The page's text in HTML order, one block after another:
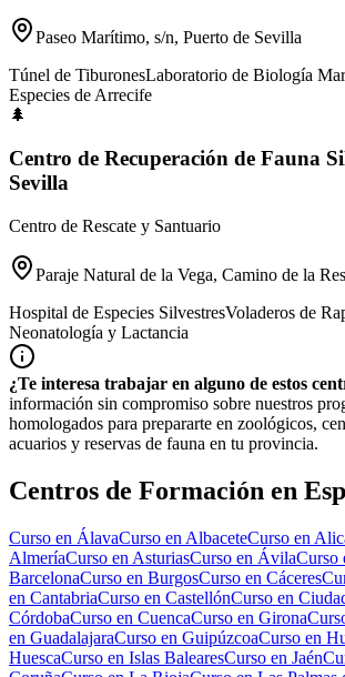
Paseo Marítimo, s/n, Puerto de Sevilla
Túnel de TiburonesLaboratorio de Biología
Especies de Arrecife
🌲
Centro de Recuperación de Fauna
Sevilla
Centro de Rescate y Santuario
Paraje Natural de la Vega, Camino de la
Hospital de Especies SilvestresVoladeros de
Neonatología y Lactancia
¿Te interesa trabajar en alguno de estos
información sin compromiso sobre nuestros
homologados para prepararte en zoológicos,
acuarios y reservas de fauna en tu provincia.
Centros de Formación en
Curso en ÁlavaCurso en AlbaceteCurso en
AlmeríaCurso en AsturiasCurso en ÁvilaCurso
BarcelonaCurso en BurgosCurso en Cáceres
en CantabriaCurso en CastellónCurso en
CórdobaCurso en CuencaCurso en Girona
en GuadalajaraCurso en GuipúzcoaCurso en
HuescaCurso en Islas BalearesCurso en Jaén